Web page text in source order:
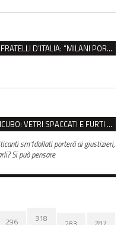
HELLWATT, SCONTRO SENZA FINE. FRATELLI D’ITALIA: “MILANI PORTA DOCUMENTI, DE FRANCO INSULTI”
REGGIO, PIAZZALE EUROPA È UN INCUBO: VETRI SPACCATI E FURTI SULLE AUTO IN SOSTA
sm1dollati porterà ai giustizieri,
Si può pensare
296 318